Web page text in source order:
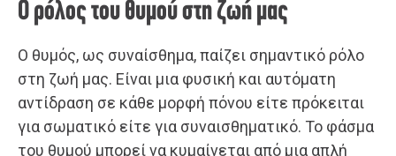
Ο ρόλος του θυμού στη ζωή μας
Ο θυμός, ως συναίσθημα, παίζει σημαντικό ρόλο
στη ζωή μας. Είναι μια φυσική και αυτόματη
αντίδραση σε κάθε μορφή πόνου είτε πρόκειται
για σωματικό είτε για συναισθηματικό. Το φάσμα
του θυμού μπορεί να κυμαίνεται από μια απλή